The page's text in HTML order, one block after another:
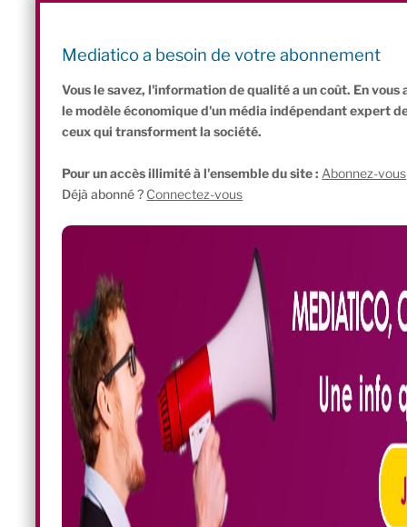
Mediatico a besoin de votre abonnement
Vous le savez, l'information de qualité a un coût. En
le modèle économique d'un média indépendant expert
ceux qui transforment la société.
Pour un accès illimité à l'ensemble du site : Abonnez-vous
Déjà abonné ? Connectez-vous